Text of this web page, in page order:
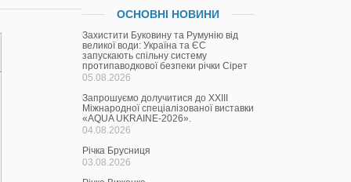
ОСНОВНІ НОВИНИ
Захистити Буковину та Румунію від
великої води: Україна та ЄС
запускають спільну систему
протипаводкової безпеки річки Сірет
05.08.2026
Запрошуємо долучитися до ХХІІІ
Міжнародної спеціалізованої виставки
«AQUA UKRAINE-2026».
04.08.2026
Річка Брусниця
03.08.2026